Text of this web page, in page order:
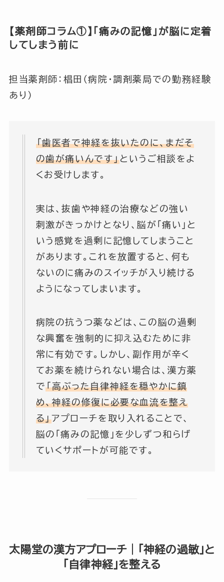
【薬剤師コラム①】「痛みの記憶」が脳に定着
してしまう前に
担当薬剤師：椙田（病院・調剤薬局での勤務経験
あり）
「歯医者で神経を抜いたのに、まだそ
の歯が痛いんです」 というご相談をよ
くお受けします。
実は、抜歯や神経の治療などの強い
刺激がきっかけとなり、脳が「痛い」と
いう感覚を過剰に記憶してしまうこと
があります。これを放置すると、何も
ないのに痛みのスイッチが入り続ける
ようになってしまいます。
病院の抗うつ薬などは、この脳の過剰
な興奮を強制的に抑え込むために非
常に有効です。しかし、副作用が辛く
てお薬を続けられない場合は、漢方薬
で「高ぶった自律神経を穏やかに鎮
め、神経の修復に必要な血流を整え
る」アプローチを取り入れることで、
脳の「痛みの記憶」を少しずつ和らげ
ていくサポートが可能です。
太陽堂の漢方アプローチ｜「神経の過敏」と
「自律神経」を整える